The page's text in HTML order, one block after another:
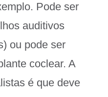
Pode ser
auditivos
ou pode ser
coclear. A
é que deve